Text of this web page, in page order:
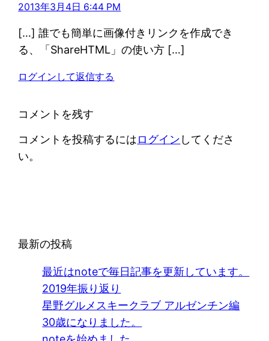
2013年3月4日 6:44 PM
[…] 誰でも簡単に画像付きリンクを作成でき
る、「ShareHTML」の使い方 […]
ログインして返信する
コメントを残す
コメントを投稿するにはログイン してくださ
い。
最新の投稿
最近はnoteで毎日記事を更新しています。
2019年振り返り
星野グルメスキークラブ アルゼンチン編
30歳になりました。